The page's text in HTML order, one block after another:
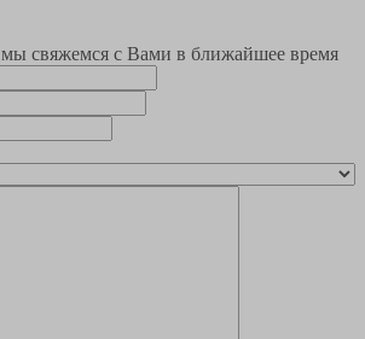
свяжемся с Вами в ближайшее время